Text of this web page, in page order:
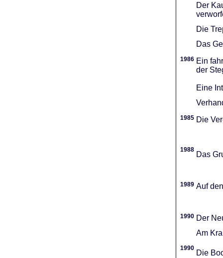
Der
Die
Das
1986 Ein
der
Eine
1985 Die
1988
Das
1989 Auf
1990 Der
Am
1990
Die